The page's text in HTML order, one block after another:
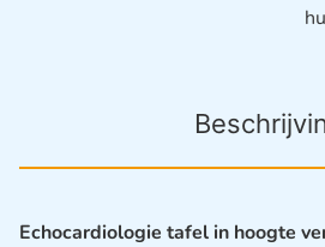
Echocardiologie tafel in hoogte